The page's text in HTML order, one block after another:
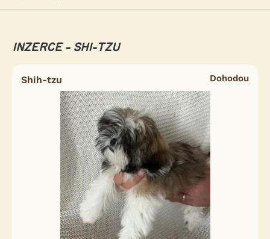
INZERCE - SHI-TZU
Shih-tzu Dohodou